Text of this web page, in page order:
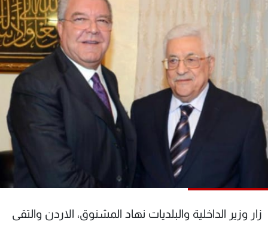
زار وزير الداخلية والبلديات نهاد المشنوق، الاردن والتقى
ناس
رياضة
كأس العالم
شاهد البرامج